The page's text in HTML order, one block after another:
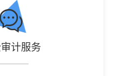
计服务